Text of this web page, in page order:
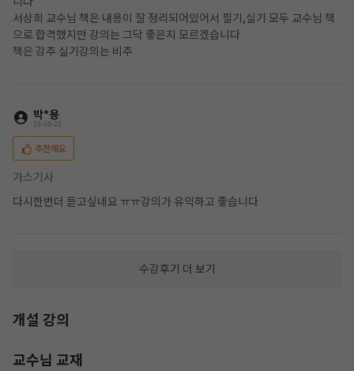
서상희 교수님 책은 내용이 잘 정리되어있어서 필기,실기 모두 교수님 책
으로 합격했지만 강의는 그닥 좋은지 모르겠습니다
책은 강추 실기강의는 비추
박*용
23-05-22
추천해요
가스기사
다시한번더 듣고싶네요 ㅠㅠ강의가 유익하고 좋습니다
수강후기 더 보기
개설 강의
교수님 교재